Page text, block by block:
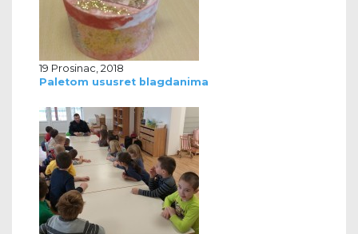
19 Prosinac, 2018
Paletom ususret blagdanima